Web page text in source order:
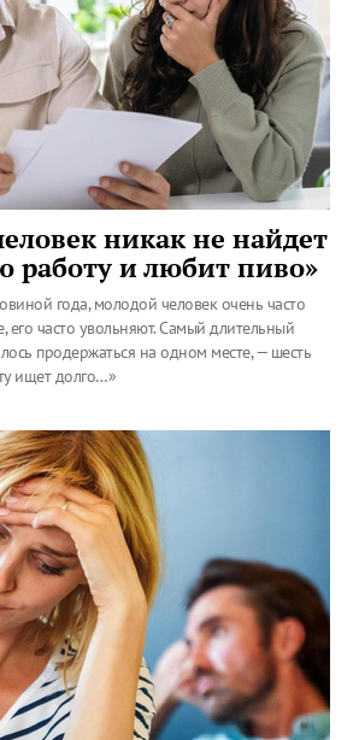
никак не найдет
работу и любит пиво»
года, молодой человек очень часто
его часто увольняют. Самый длительный
продержаться на одном месте, — шесть
ищет долго…»